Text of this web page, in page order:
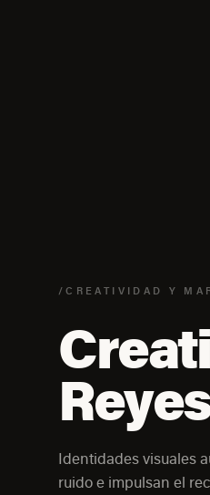
/CREATIVIDAD Y
Identidades visuales
ruido e impulsan el